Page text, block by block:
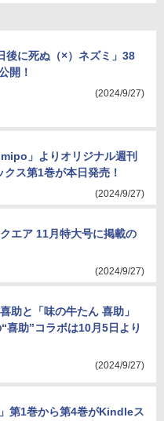
後に死ぬ（×）ネズミ」38
開！
(2024/9/27)
」よりオリジナル週刊
ス第1巻が本日発売！
(2024/9/27)
エア 11月特大号に掲載の
(2024/9/27)
助と「味の牛たん 喜助」
喜助”コラボは10月5日より
(2024/9/27)
第1巻から第4巻がKindleス